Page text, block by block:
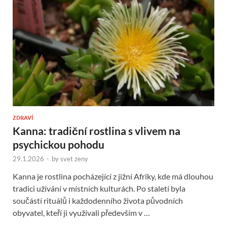
ZDRAVÍ
Kanna: tradiční rostlina s vlivem na
psychickou pohodu
29.1.2026 - bysvet zeny
Kanna je rostlina pocházející z jižní Afriky, kde má dlouhou
tradici užívání v místních kulturách. Po staletí byla
součástí rituálů i každodenního života původních
obyvatel, kteří ji využívali především v …